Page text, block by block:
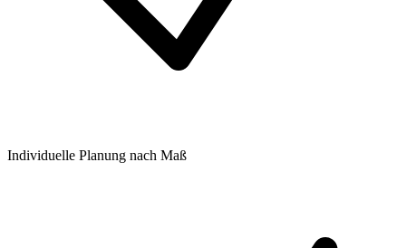
Individuelle Planung nach Maß